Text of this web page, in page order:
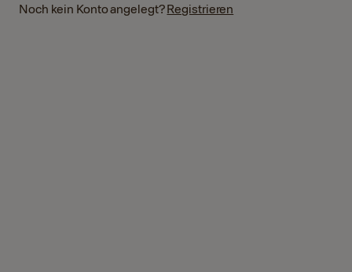
Noch kein Konto angelegt? Registrieren